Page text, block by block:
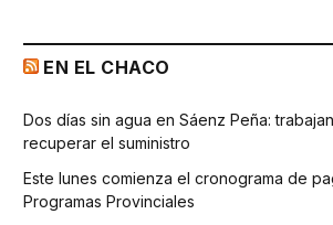
EN EL CHACO
Dos días sin agua en Sáenz Peña:
recuperar el suministro
Este lunes comienza el cronograma de
Programas Provinciales